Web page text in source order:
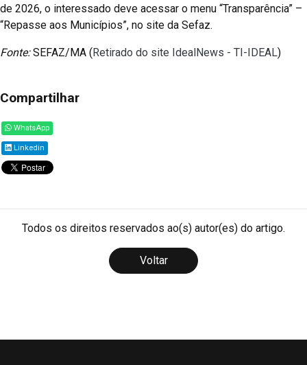
de 2026, o interessado deve acessar o menu “Transparência” –
“Repasse aos Municípios”, no site da Sefaz.
Fonte:SEFAZ/MA (Retirado do site IdealNews - TI-IDEAL)
Compartilhar
WhatsApp
Linkedin
Todos os direitos reservados ao(s) autor(es) do artigo.
Voltar